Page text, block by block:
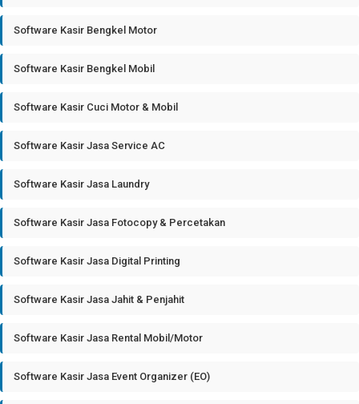
Software Kasir Bengkel Motor
Software Kasir Bengkel Mobil
Software Kasir Cuci Motor & Mobil
Software Kasir Jasa Service AC
Software Kasir Jasa Laundry
Software Kasir Jasa Fotocopy & Percetakan
Software Kasir Jasa Digital Printing
Software Kasir Jasa Jahit & Penjahit
Software Kasir Jasa Rental Mobil/Motor
Software Kasir Jasa Event Organizer (EO)